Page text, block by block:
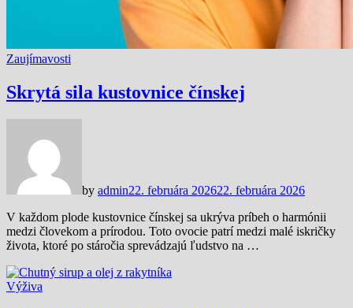
Zaujímavosti
Skrytá sila kustovnice čínskej
by admin22. februára 202622. februára 2026
V každom plode kustovnice čínskej sa ukrýva príbeh o harmónii
medzi človekom a prírodou. Toto ovocie patrí medzi malé iskričky
života, ktoré po stáročia sprevádzajú ľudstvo na …
Výživa